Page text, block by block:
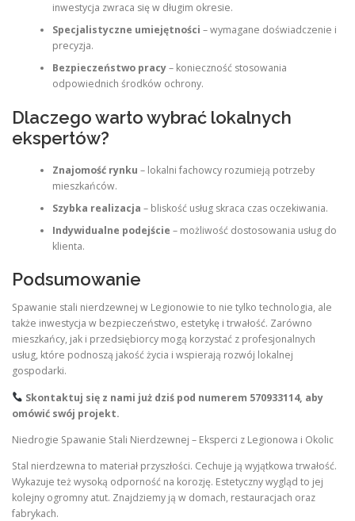
inwestycja zwraca się w długim okresie.
Specjalistyczne umiejętności – wymagane doświadczenie i
precyzja.
Bezpieczeństwo pracy– konieczność stosowania
odpowiednich środków ochrony.
Dlaczego warto wybrać lokalnych
ekspertów?
Znajomość rynku – lokalni fachowcy rozumieją potrzeby
mieszkańców.
Szybka realizacja – bliskość usług skraca czas oczekiwania.
Indywidualne podejście – możliwość dostosowania usług do
klienta.
Podsumowanie
Spawanie stali nierdzewnej w Legionowie to nie tylko technologia, ale
także inwestycja w bezpieczeństwo, estetykę i trwałość. Zarówno
mieszkańcy, jak i przedsiębiorcy mogą korzystać z profesjonalnych
usług, które podnoszą jakość życia i wspierają rozwój lokalnej
gospodarki.
Skontaktuj się z nami już dziś pod numerem 570933114, aby
omówić swój projekt.
Niedrogie Spawanie Stali Nierdzewnej – Eksperci z Legionowa i Okolic
Stal nierdzewna to materiał przyszłości. Cechuje ją wyjątkowa trwałość.
Wykazuje też wysoką odporność na korozję. Estetyczny wygląd to jej
kolejny ogromny atut. Znajdziemy ją w domach, restauracjach oraz
fabrykach.